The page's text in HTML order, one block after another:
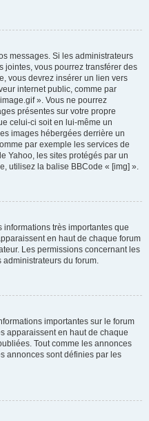
messages. Si les administrateurs
jointes, vous pourrez transférer des
vous devrez insérer un lien vers
internet public, comme par
». Vous ne pourrez
présentes sur votre propre
celui-ci soit en lui-même un
images hébergées derrière un
par exemple les services de
Yahoo, les sites protégés par un
utilisez la balise BBCode « [img] ».
très importantes que
en haut de chaque forum
Les permissions concernant les
du forum.
importantes sur le forum
apparaissent en haut de chaque
Tout comme les annonces
annonces sont définies par les